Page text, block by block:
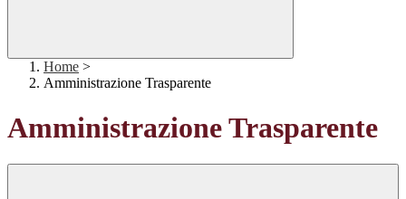
Home >
Amministrazione Trasparente
Amministrazione Trasparente